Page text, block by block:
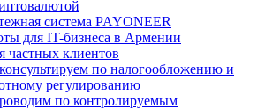
система PAYONEER
для IT-бизнеса в Армении
частных клиентов
по налогообложению и
регулированию
по контролируемым